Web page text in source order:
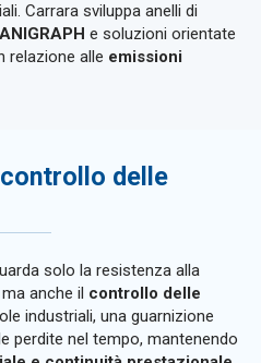
Carrara sviluppa anelli di
e soluzioni orientate
relazione alle emissioni
delle
solo la resistenza alla
anche il controllo delle
industriali, una guarnizione
perdite nel tempo, mantenendo